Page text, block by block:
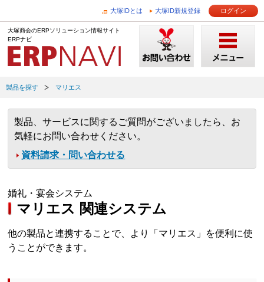
大塚IDとは 大塚ID新規登録 ログイン
大塚商会のERPソリューション情報サイト
ERPナビ
製品を探す マリエス
製品、サービスに関するご質問がございましたら、お
気軽にお問い合わせください。
資料請求・問い合わせる
婚礼・宴会システム
マリエス 関連システム
他の製品と連携することで、より「マリエス」を便利に使
うことができます。